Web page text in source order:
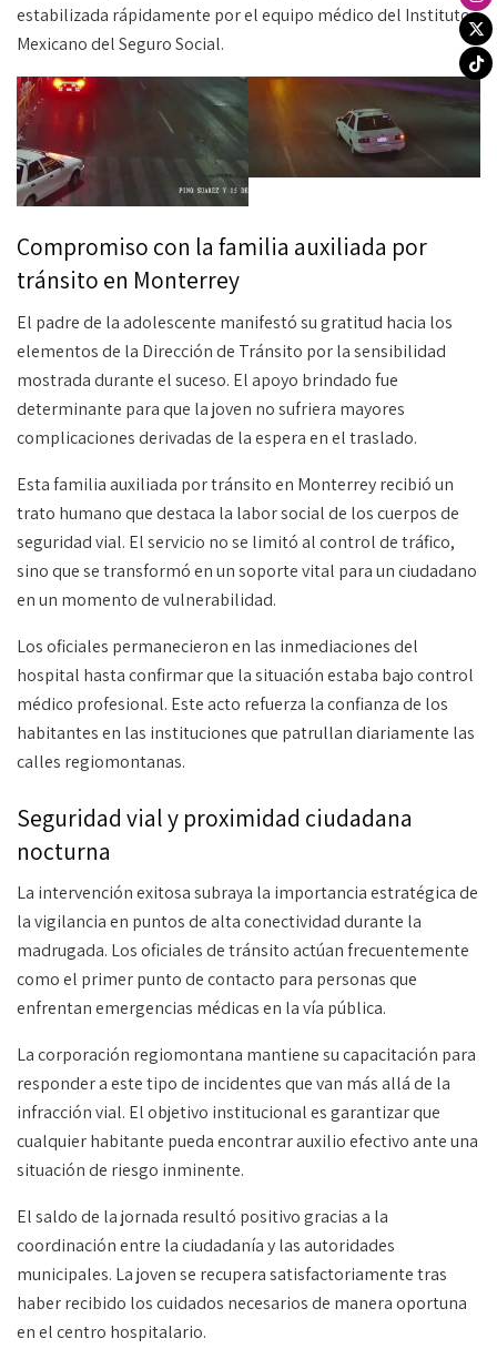
estabilizada rápidamente por el equipo médico del Instituto
Mexicano del Seguro Social.
Compromiso con la familia auxiliada por
tránsito en Monterrey
El padre de la adolescente manifestó su gratitud hacia los
elementos de la Dirección de Tránsito por la sensibilidad
mostrada durante el suceso. El apoyo brindado fue
determinante para que la joven no sufriera mayores
complicaciones derivadas de la espera en el traslado.
Esta familia auxiliada por tránsito en Monterrey recibió un
trato humano que destaca la labor social de los cuerpos de
seguridad vial. El servicio no se limitó al control de tráfico,
sino que se transformó en un soporte vital para un ciudadano
en un momento de vulnerabilidad.
Los oficiales permanecieron en las inmediaciones del
hospital hasta confirmar que la situación estaba bajo control
médico profesional. Este acto refuerza la confianza de los
habitantes en las instituciones que patrullan diariamente las
calles regiomontanas.
Seguridad vial y proximidad ciudadana
nocturna
La intervención exitosa subraya la importancia estratégica de
la vigilancia en puntos de alta conectividad durante la
madrugada. Los oficiales de tránsito actúan frecuentemente
como el primer punto de contacto para personas que
enfrentan emergencias médicas en la vía pública.
La corporación regiomontana mantiene su capacitación para
responder a este tipo de incidentes que van más allá de la
infracción vial. El objetivo institucional es garantizar que
cualquier habitante pueda encontrar auxilio efectivo ante una
situación de riesgo inminente.
El saldo de la jornada resultó positivo gracias a la
coordinación entre la ciudadanía y las autoridades
municipales. La joven se recupera satisfactoriamente tras
haber recibido los cuidados necesarios de manera oportuna
en el centro hospitalario.